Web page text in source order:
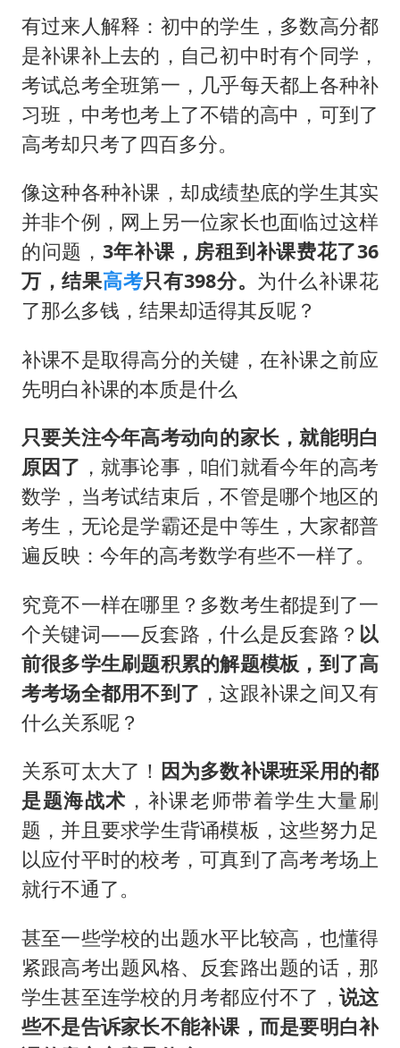
有过来人解释：初中的学生，多数高分都
是补课补上去的，自己初中时有个同学，
考试总考全班第一，几乎每天都上各种补
习班，中考也考上了不错的高中，可到了
高考却只考了四百多分。
像这种各种补课，却成绩垫底的学生其实
并非个例，网上另一位家长也面临过这样
的问题， 3年补课，房租到补课费花了36
万，结果高考只有398分。 为什么补课花
了那么多钱，结果却适得其反呢？
补课不是取得高分的关键，在补课之前应
先明白补课的本质是什么
只要关注今年高考动向的家长，就能明白
原因了 ，就事论事，咱们就看今年的高考
数学，当考试结束后，不管是哪个地区的
考生，无论是学霸还是中等生，大家都普
遍反映：今年的高考数学有些不一样了。
究竟不一样在哪里？多数考生都提到了一
个关键词——反套路，什么是反套路？ 以
前很多学生刷题积累的解题模板，到了高
考考场全都用不到了 ，这跟补课之间又有
什么关系呢？
关系可太大了！ 因为多数补课班采用的都
是题海战术 ，补课老师带着学生大量刷
题，并且要求学生背诵模板，这些努力足
以应付平时的校考，可真到了高考考场上
就行不通了。
甚至一些学校的出题水平比较高，也懂得
紧跟高考出题风格、反套路出题的话，那
学生甚至连学校的月考都应付不了， 说这
些不是告诉家长不能补课，而是要明白补